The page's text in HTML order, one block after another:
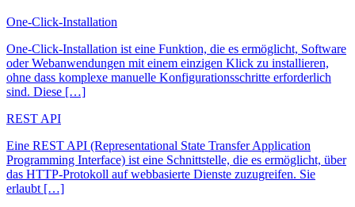
One-Click-Installation
One-Click-Installation ist eine Funktion, die es ermöglicht, Software
oder Webanwendungen mit einem einzigen Klick zu installieren,
ohne dass komplexe manuelle Konfigurationsschritte erforderlich
sind. Diese […]
REST API
Eine REST API (Representational State Transfer Application
Programming Interface) ist eine Schnittstelle, die es ermöglicht, über
das HTTP-Protokoll auf webbasierte Dienste zuzugreifen. Sie
erlaubt […]